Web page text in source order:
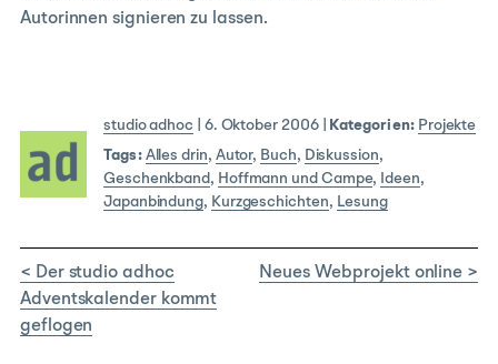
Autorinnen signieren zu lassen.
studio adhoc 6. Oktober 2006| Kategorien: Projekte
Tags: Alles drin, Autor, Buch, Diskussion,
Geschenkband , Hoffmann und Campe, Ideen,
Japanbindung, Kurzgeschichten, Lesung
< Der studio adhoc
Adventskalender kommt
geflogen
Neues Webprojekt online >